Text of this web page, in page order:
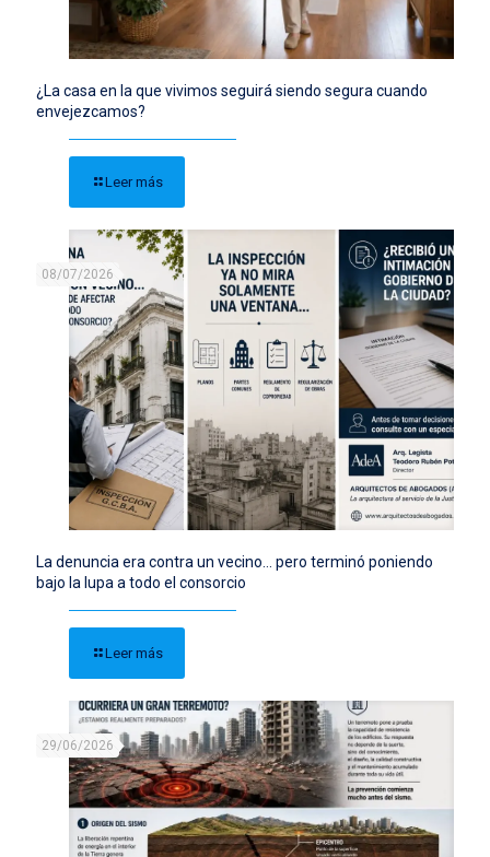
¿La casa en la que vivimos seguirá siendo segura cuando
envejezcamos?
Leer más
08/07/2026
La denuncia era contra un vecino… pero terminó poniendo
bajo la lupa a todo el consorcio
Leer más
29/06/2026